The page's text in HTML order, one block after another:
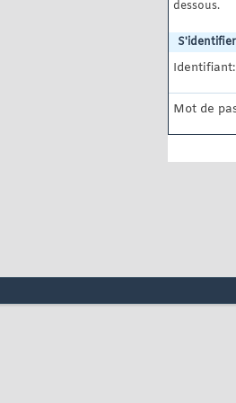
dessous.
S'identifier
Identifiant:
Mot de